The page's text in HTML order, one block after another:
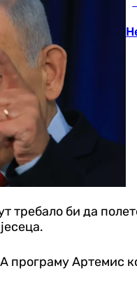
требало би да
програму Артемис